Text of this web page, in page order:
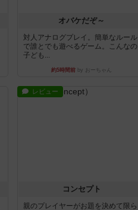
オバケだぞ～
対人アナログプレイ。簡単なルール
で誰とでも遊べるゲーム。こんなの
子ども...
約5時間前 by おーちゃん
レビュー
コンセプト
親のプレイヤーがお題を決めて限ら